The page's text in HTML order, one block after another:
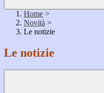
Home >
Novità >
Le notizie
Le notizie